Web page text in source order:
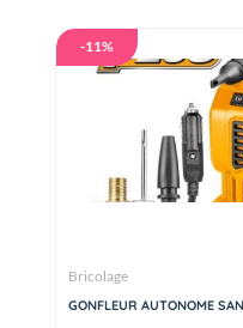
-11%
Bricolage
GONFLEUR AUTONOME